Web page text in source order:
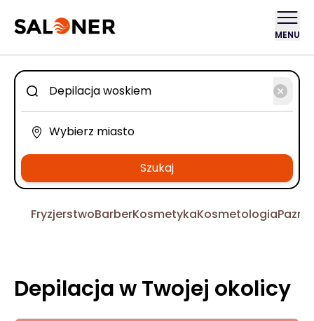
MENU
Szukaj
FryzjerstwoBarberKosmetykaKosmetologia
Depilacja w Twojej okolicy